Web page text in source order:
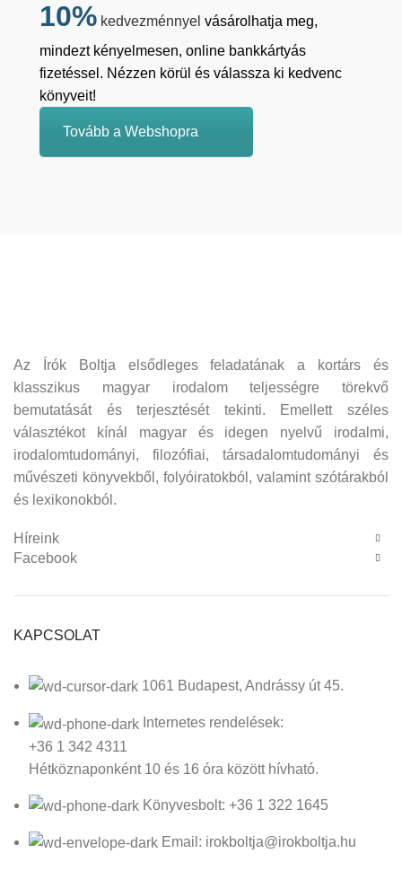
10% kedvezménnyel vásárolhatja meg,
mindezt kényelmesen, online bankkártyás
fizetéssel. Nézzen körül és válassza ki kedvenc
könyveit!
Tovább a Webshopra
Az Írók Boltja elsődleges feladatának a kortárs és
klasszikus magyar irodalom teljességre törekvő
bemutatását és terjesztését tekinti. Emellett széles
választékot kínál magyar és idegen nyelvű irodalmi,
irodalomtudományi, filozófiai, társadalomtudományi és
művészeti könyvekből, folyóiratokból, valamint szótárakból
és lexikonokból.
Híreink
Facebook
KAPCSOLAT
1061 Budapest, Andrássy út 45.
Internetes rendelések:
+36 1 342 4311
Hétköznaponként 10 és 16 óra között hívható.
Könyvesbolt: +36 1 322 1645
Email: irokboltja@irokboltja.hu